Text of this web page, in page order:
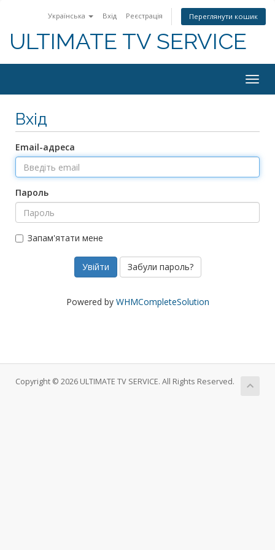
Українська Вхід Реєстрація Переглянути кошик
ULTIMATE TV SERVICE
Вхід
Email-адреса
Пароль
Запам'ятати мене
Забули пароль?
Powered by WHMCompleteSolution
Copyright © 2026 ULTIMATE TV SERVICE. All Rights Reserved.